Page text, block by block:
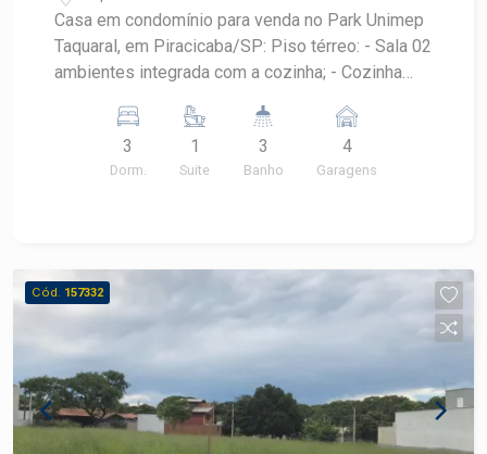
Casa em condomínio para venda no Park Unimep
Taquaral, em Piracicaba/SP: Piso térreo: - Sala 02
ambientes integrada com a cozinha; - Cozinha
externo; - Lavanderia coberta; - Amplo quintal
com piscina (2,30 x 6,60m). Piso superior: - Sala
tv; - 03 dormitórios, sendo 01 suíte; - 02
3
Dorm.
1
Suite
3
Banho
4
Garagens
Cód. 157332